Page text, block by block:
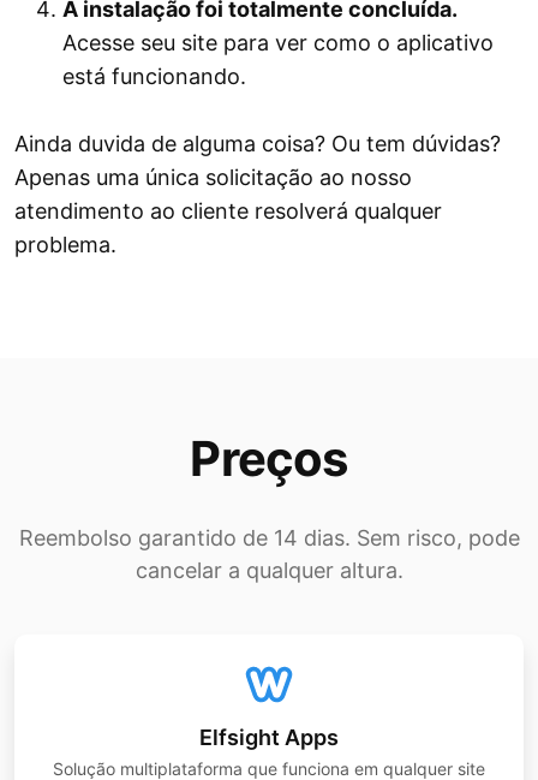
A instalação foi totalmente concluída.
Acesse seu site para ver como o aplicativo
está funcionando.
Ainda duvida de alguma coisa? Ou tem dúvidas?
Apenas uma única solicitação ao nosso
atendimento ao cliente resolverá qualquer
problema.
Preços
Reembolso garantido de 14 dias. Sem risco, pode
cancelar a qualquer altura.
Elfsight Apps
Solução multiplataforma que funciona em qualquer site